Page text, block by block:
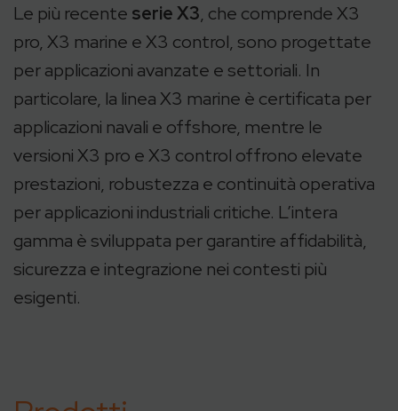
Le più recente serie X3, che comprende X3
pro, X3 marine e X3 control, sono progettate
per applicazioni avanzate e settoriali. In
particolare, la linea X3 marine è certificata per
applicazioni navali e offshore, mentre le
versioni X3 pro e X3 control offrono elevate
prestazioni, robustezza e continuità operativa
per applicazioni industriali critiche. L’intera
gamma è sviluppata per garantire affidabilità,
sicurezza e integrazione nei contesti più
esigenti.